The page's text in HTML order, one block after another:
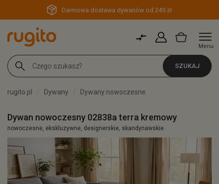
Darmowa dostawa dywanów od 249 zł
Menu
SZUKAJ
rugito.pl Dywany Dywany nowoczesne
Dywan nowoczesny 02838a terra kremowy
nowoczesne, ekskluzywne, designerskie, skandynawskie